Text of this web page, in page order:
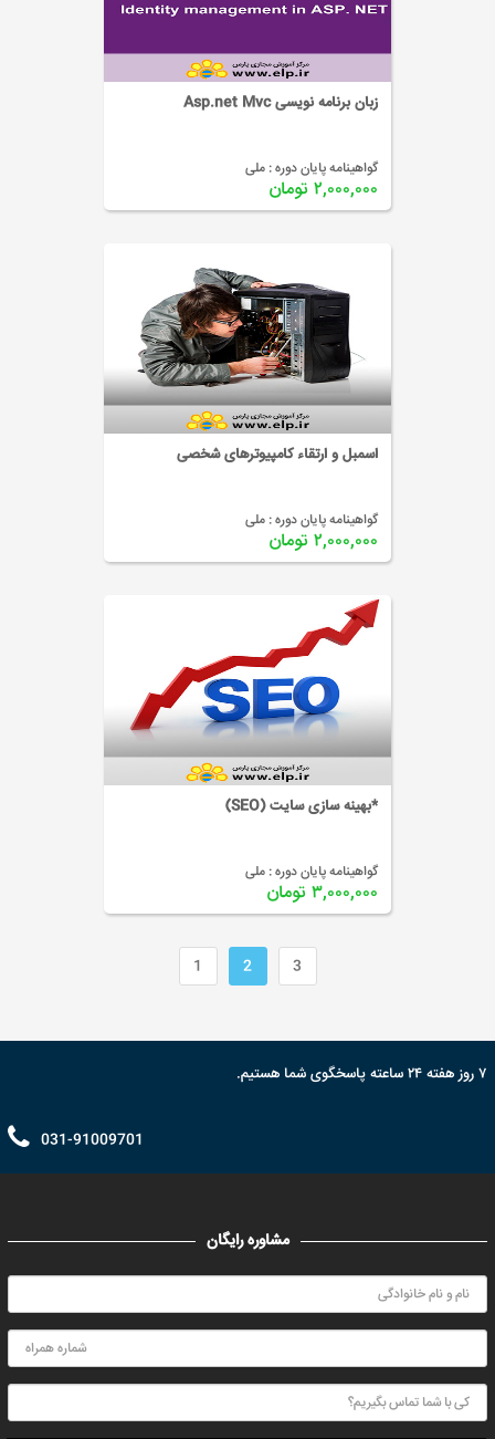
زبان برنامه نویسی Asp.net Mvc
گواهینامه پایان دوره : ملی
۲,۰۰۰,۰۰۰ تومان
اسمبل و ارتقاء کامپیوترهای شخصی
گواهینامه پایان دوره : ملی
۲,۰۰۰,۰۰۰ تومان
*بهینه سازی سایت (SEO)
گواهینامه پایان دوره : ملی
۳,۰۰۰,۰۰۰ تومان
1 2 3
۷ روز هفته ۲۴ ساعته پاسخگوی شما هستیم.
031-91009701
مشاوره رایگان